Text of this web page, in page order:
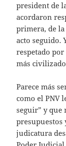
president de
acordaron
primera, de
acto seguido.
respetado por
más
Parece más
como el PNV
seguir” y que
presupuestos
judicatura